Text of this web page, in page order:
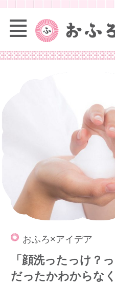
おふろ×アイデア
「顔洗ったっけ？
だったかわからな